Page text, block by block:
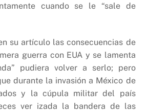
cuando se le “sale de
su artículo las consecuencias de
guerra con EUA y se lamenta
pudiera volver a serlo; pero
durante la invasión a México de
y la cúpula militar del país
ver izada la bandera de las